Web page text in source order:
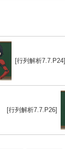
[行列解析7.7.P24]
[行列解析7.7.P26]